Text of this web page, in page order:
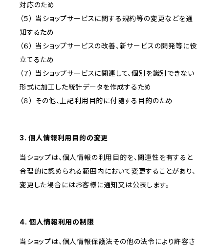
対応のため
（５） 当ショップサービスに関する規約等の変更などを通
知するため
（６） 当ショップサービスの改善、新サービスの開発等に役
立てるため
（７） 当ショップサービスに関連して、個別を識別できない
形式に加工した統計データを作成するため
（８） その他、上記利用目的に付随する目的のため
3. 個人情報利用目的の変更
当ショップは、個人情報の利用目的を、関連性を有すると
合理的に認められる範囲内において変更することがあり、
変更した場合にはお客様に通知又は公表します。
4. 個人情報利用の制限
当ショップは、個人情報保護法その他の法令により許容さ